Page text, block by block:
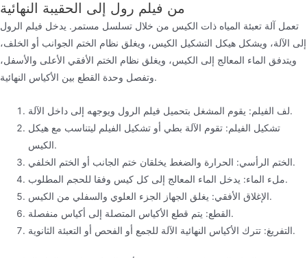
من فيلم رول إلى الحقيبة النهائية
تعمل آلة تعبئة المياه ذات الكيس من خلال تسلسل مستمر. يدخل فيلم الرول
إلى الآلة، ويشكل هيكل التشكيل الكيس، ويغلق نظام الختم الجوانب أو الخلف،
ويتدفق الماء المعالج إلى الكيس، ويغلق نظام الختم الأفقي الأعلى والأسفل،
وتفصل وحدة القطع بين الأكياس النهائية.
لف الفيلم: يقوم المشغل بتحميل فيلم الرول ويوجهه إلى داخل الآلة.
تشكيل الفيلم: تقوم الآلة بطي أو تشكيل الفيلم ليتناسب مع هيكل
الكيس.
الختم الرأسي: الحرارة والضغط يخلقان ختم الجانب أو الختم الخلفي.
ملء الماء: يدخل الماء المعالج إلى كل كيس وفقا للحجم المطلوب.
الإغلاق الأفقي: يغلق الجهاز الجزء العلوي والسفلي من الكيس.
القطع: يتم قطع الأكياس المتصلة إلى أكياس منفصلة.
التفريغ: تترك الأكياس النهائية الآلة للجمع أو الفحص أو التعبئة الثانوية.